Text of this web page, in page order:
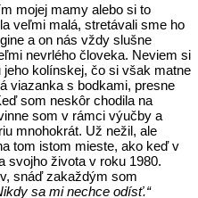
mojej mamy alebo si to
veľmi malá, stretávali sme ho
a on nás vždy slušne
nevrlého človeka. Neviem si
kolínskej, čo si však matne
viazanka s bodkami, presne
som neskôr chodila na
som v rámci výučby a
mnohokrát. Už nežil, ale
tom istom mieste, ako keď v
svojho života v roku 1980.
snáď zakaždým som
sa mi nechce odísť.“